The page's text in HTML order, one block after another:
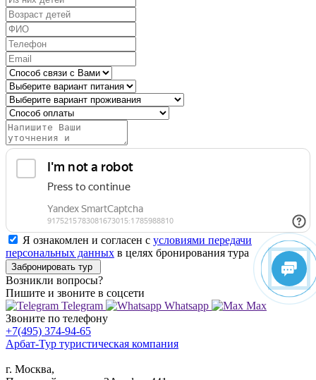
Я ознакомлен и согласен с условиями передачи
персональных данных в целях бронирования тура
Забронировать тур
Возникли вопросы?
Пишите и звоните в соцсети
Telegram
Whatsapp
Max
Звоните по телефону
+7(495) 374-94-65
Арбат-Тур туристическая компания
г. Москва,